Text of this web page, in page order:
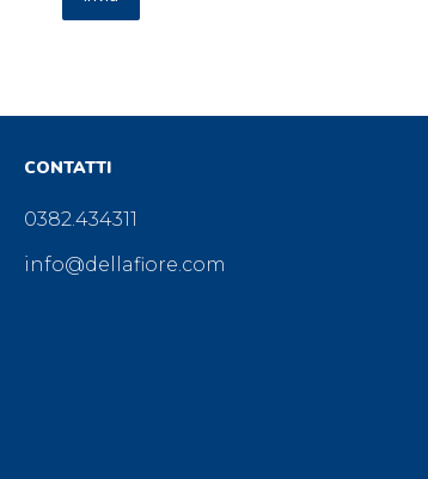
CONTATTI
0382.434311
info@dellafiore.com